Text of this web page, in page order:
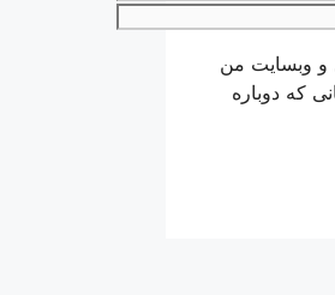
و وبسایت من
که دوباره